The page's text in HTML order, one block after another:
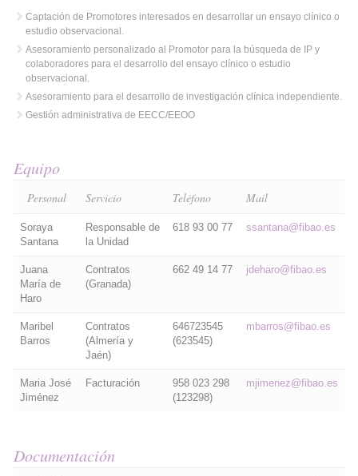
Captación de Promotores interesados en desarrollar un ensayo clínico o
estudio observacional.
Asesoramiento personalizado al Promotor para la búsqueda de IP y
colaboradores para el desarrollo del ensayo clínico o estudio
observacional.
Asesoramiento para el desarrollo de investigación clínica independiente.
Gestión administrativa de EECC/EEOO
Equipo
Personal Servicio Teléfono Mail
Soraya
Santana
Responsable de
la Unidad
618 93 00 77 ssantana@fibao.es
Juana
María de
Haro
Contratos
(Granada)
662 49 14 77 jdeharo@fibao.es
Maribel
Barros
Contratos
(Almería y
Jaén)
646723545
(623545)
mbarros@fibao.es
Maria José
Jiménez
Facturación
958 023 298
(123298)
mjimenez@fibao.es
Documentación